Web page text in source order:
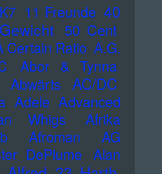
11 Freunde 40
50 Cent
Certain Ratio A.G.
Abor & Tynna
Abwärts AC/DC
Adele Advanced
Whigs
Afrika
Afroman
AG
DePlume
Alan